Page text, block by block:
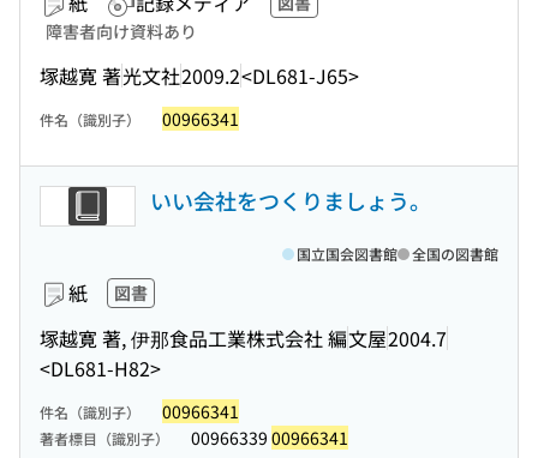
障害者向け資料あり
塚越寛 著光文社2009.2<DL681-J65>
件名（識別子） 00966341
いい会社をつくりましょう。
紙 図書
塚越寛 著, 伊那食品工業株式会社 編文屋2004.7
<DL681-H82>
国立国会図書館 全国の図書館
件名（識別子） 00966341
著者標目（識別子） 00966339 00966341